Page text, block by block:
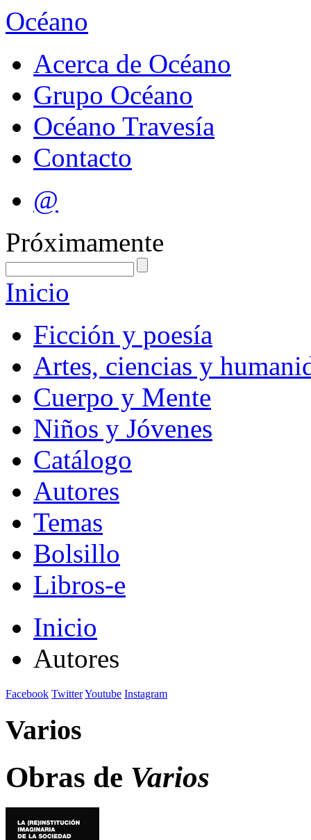
Océano
Acerca de Océano
Grupo Océano
Océano Travesía
Contacto
@
Próximamente
Inicio
Ficción y poesía
Artes, ciencias y
Cuerpo y Mente
Niños y Jóvenes
Catálogo
Autores
Temas
Bolsillo
Libros-e
Inicio
Autores
Facebook TwitterYoutube Instagram
Varios
Obras de Varios